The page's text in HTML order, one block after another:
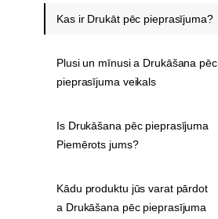
Kas ir Drukāt pēc pieprasījuma?
Plusi un mīnusi a Drukāšana pēc
pieprasījuma veikals
Is Drukāšana pēc pieprasījuma
Piemērots jums?
Kādu produktu jūs varat pārdot
a Drukāšana pēc pieprasījuma